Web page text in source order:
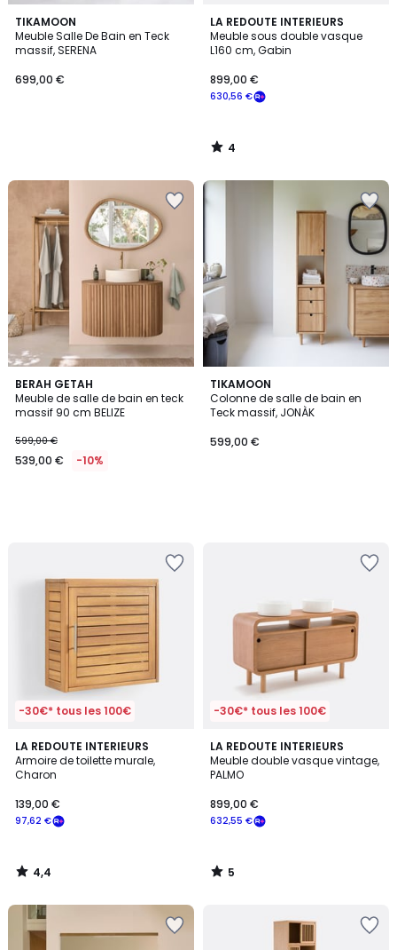
TIKAMOON
Meuble Salle De Bain en Teck
massif, SERENA
699,00 €
LA REDOUTE INTERIEURS
Meuble sous double vasque
L160 cm, Gabin
630,56 €
899,00 €
4
/
5
4
/
BERAH GETAH
Meuble de salle de bain en teck
massif 90 cm BELIZE
599,00 €
539,00 € -10%
TIKAMOON
Colonne de salle de bain en
Teck massif, JONÀK
599,00 €
-30€* tous les 100€
LA REDOUTE INTERIEURS
Armoire de toilette murale,
Charon
97,62 €
139,00 €
4,4
/ 5
4,4
/
-30€* tous les 100€
LA REDOUTE INTERIEURS
Meuble double vasque vintage,
PALMO
632,55 €
899,00 €
5
/
5
5
/